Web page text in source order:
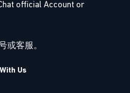
official Account or
或客服。
Us